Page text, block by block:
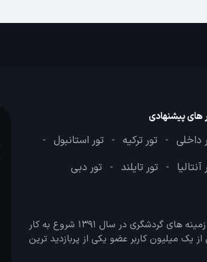
های پیشنهادی
داخلی - تور ترکیه - تور استانبول -
آنتالیا - تور تایلند - تور دبی
وب سایت لحظه آخر با هدف ایجاد بانکی جامع در تمامی زمینه های گردشگری در سال 1391 شروع به کار
بیش از یک میلیون کاربر عضو یکی از پربازدید ترین